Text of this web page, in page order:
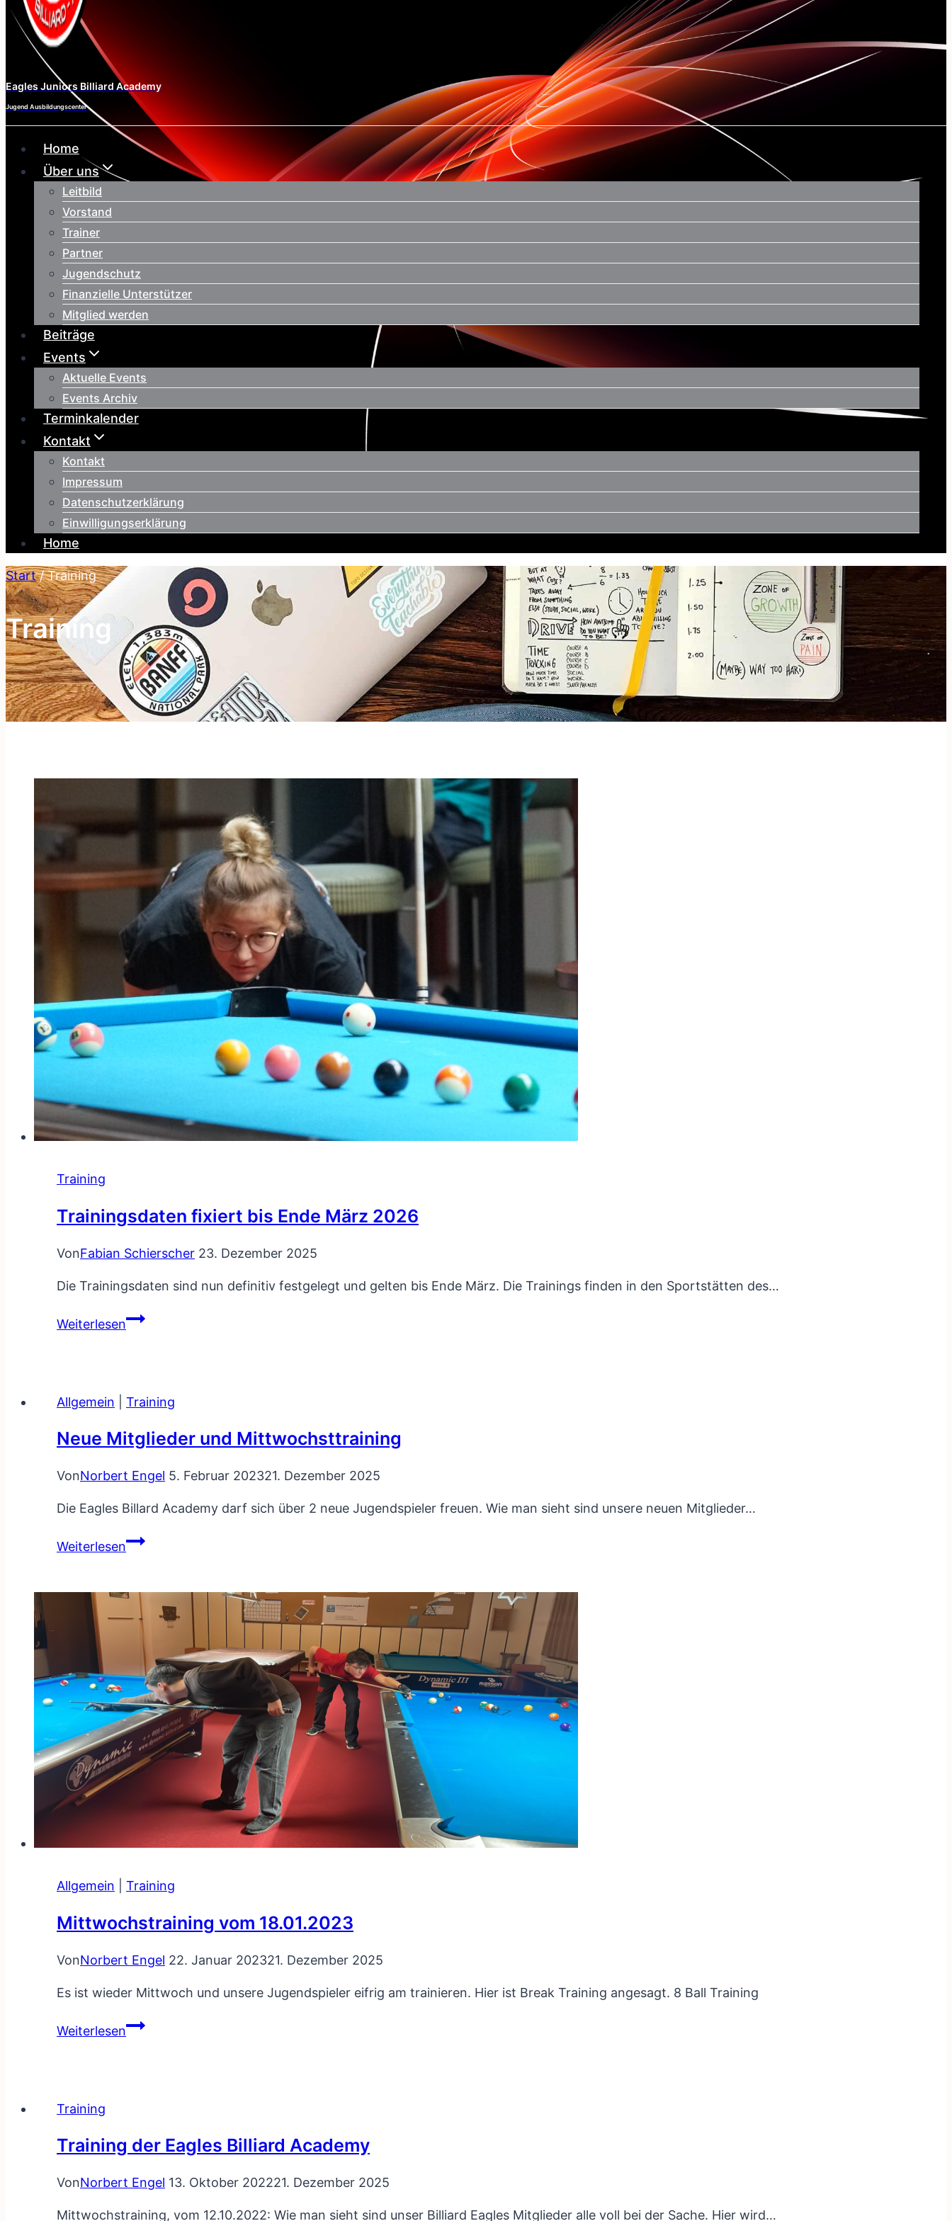
Eagles Juniors Billiard Academy
Jugend Ausbildungscenter
Home
Über uns
Leitbild
Vorstand
Trainer
Partner
Jugendschutz
Finanzielle Unterstützer
Mitglied werden
Beiträge
Events
Aktuelle Events
Events Archiv
Terminkalender
Kontakt
Kontakt
Impressum
Datenschutzerklärung
Einwilligungserklärung
Home
Start / Training
Training
Training
Trainingsdaten fixiert bis Ende März 2026
VonFabian Schierscher 23. Dezember 2025
Die Trainingsdaten sind nun definitiv festgelegt und gelten bis Ende März. Die Trainings finden in den Sportstätten des…
WeiterlesenTrainingsdaten
März
Allgemein Training
Neue Mitglieder und Mittwochsttraining
VonNorbert Engel 5. Februar 202321. Dezember 2025
Die Eagles Billard Academy darf sich über 2 neue Jugendspieler freuen. Wie man sieht sind unsere neuen Mitglieder…
WeiterlesenNeue
Mittwochsttraining
Allgemein Training
Mittwochstraining vom 18.01.2023
VonNorbert Engel 22. Januar 202321. Dezember 2025
Es ist wieder Mittwoch und unsere Jugendspieler eifrig am trainieren. Hier ist Break Training angesagt. 8 Ball Training
WeiterlesenMittwochstraining
Training
Training der Eagles Billiard Academy
VonNorbert Engel 13. Oktober 202221. Dezember 2025
Mittwochstraining, vom 12.10.2022: Wie man sieht sind unser Billiard Eagles Mitglieder alle voll bei der Sache. Hier wird…